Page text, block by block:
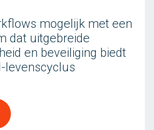
mogelijk met een
dat uitgebreide
en beveiliging biedt
levenscyclus